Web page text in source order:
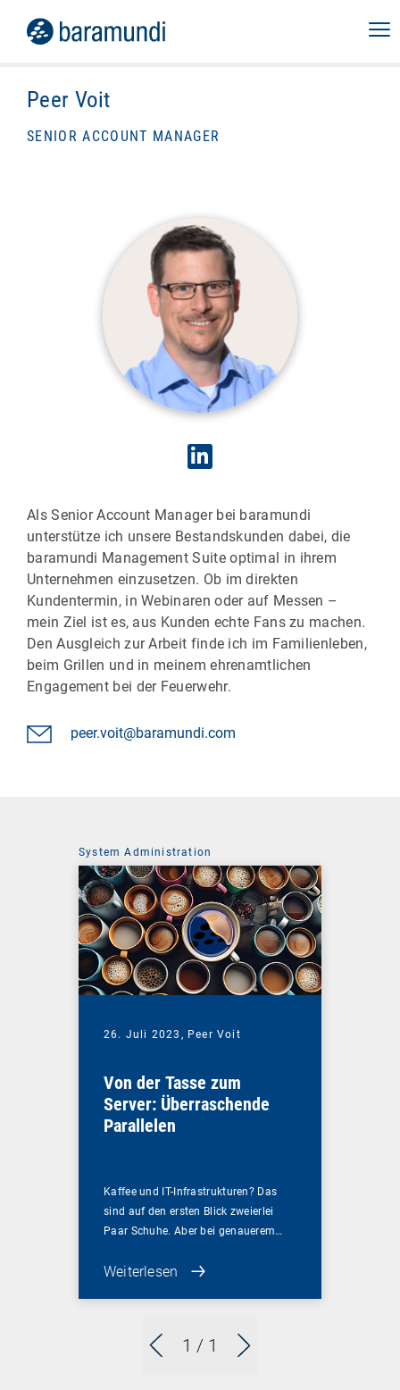
Peer Voit
SENIOR ACCOUNT MANAGER
Als Senior Account Manager bei baramundi
unterstütze ich unsere Bestandskunden dabei, die
baramundi Management Suite optimal in ihrem
Unternehmen einzusetzen. Ob im direkten
Kundentermin, in Webinaren oder auf Messen –
mein Ziel ist es, aus Kunden echte Fans zu machen.
Den Ausgleich zur Arbeit finde ich im Familienleben,
beim Grillen und in meinem ehrenamtlichen
Engagement bei der Feuerwehr.
peer.voit@baramundi.com
1 / 1
System Administration
26. Juli 2023, Peer Voit
Von der Tasse zum
Server: Überraschende
Parallelen
Kaffee und IT-Infrastrukturen? Das
sind auf den ersten Blick zweierlei
Paar Schuhe. Aber bei genauerem…
Weiterlesen